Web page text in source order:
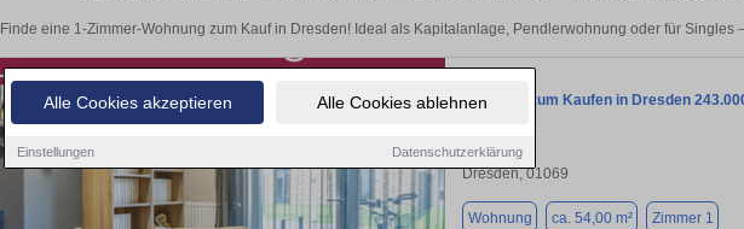
Alle Cookies akzeptieren Alle Cookies ablehnen
Einstellungen Datenschutzerklärung
Finde eine 1-Zimmer-Wohnung zum Kauf in Dresden! Ideal als Kapitalanlage, Pendlerwohnung oder für Singles
Wohnung zum Kaufen in Dresden
Dresden, 01069
Wohnung ca. 54,00 m² Zimmer 1